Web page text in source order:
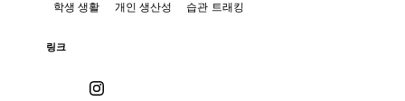
학생 생활 개인 생산성 습관 트래킹
링크